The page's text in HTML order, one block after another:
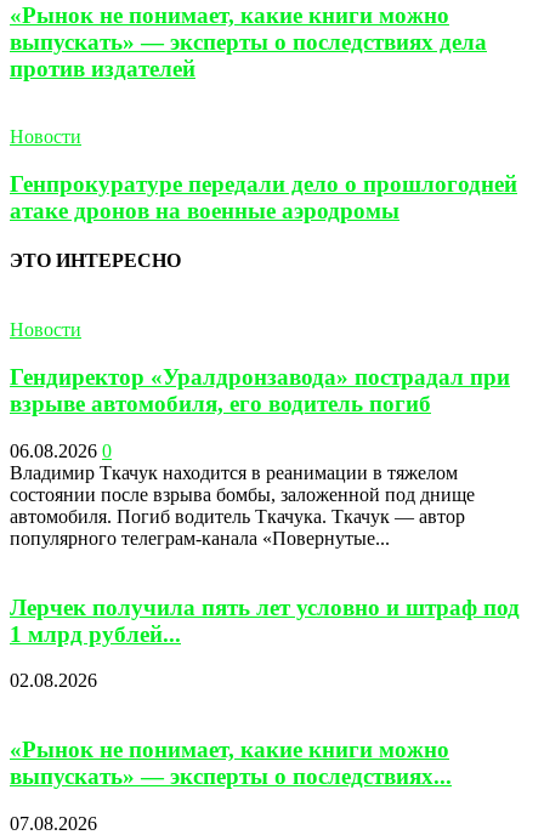
«Рынок не понимает, какие книги можно
выпускать» — эксперты о последствиях дела
против издателей
Новости
Генпрокуратуре передали дело о прошлогодней
атаке дронов на военные аэродромы
ЭТО ИНТЕРЕСНО
Новости
Гендиректор «Уралдронзавода» пострадал при
взрыве автомобиля, его водитель погиб
06.08.2026 0
Владимир Ткачук находится в реанимации в тяжелом
состоянии после взрыва бомбы, заложенной под днище
автомобиля. Погиб водитель Ткачука. Ткачук — автор
популярного телеграм-канала «Повернутые...
Лерчек получила пять лет условно и штраф под
1 млрд рублей...
02.08.2026
«Рынок не понимает, какие книги можно
выпускать» — эксперты о последствиях...
07.08.2026